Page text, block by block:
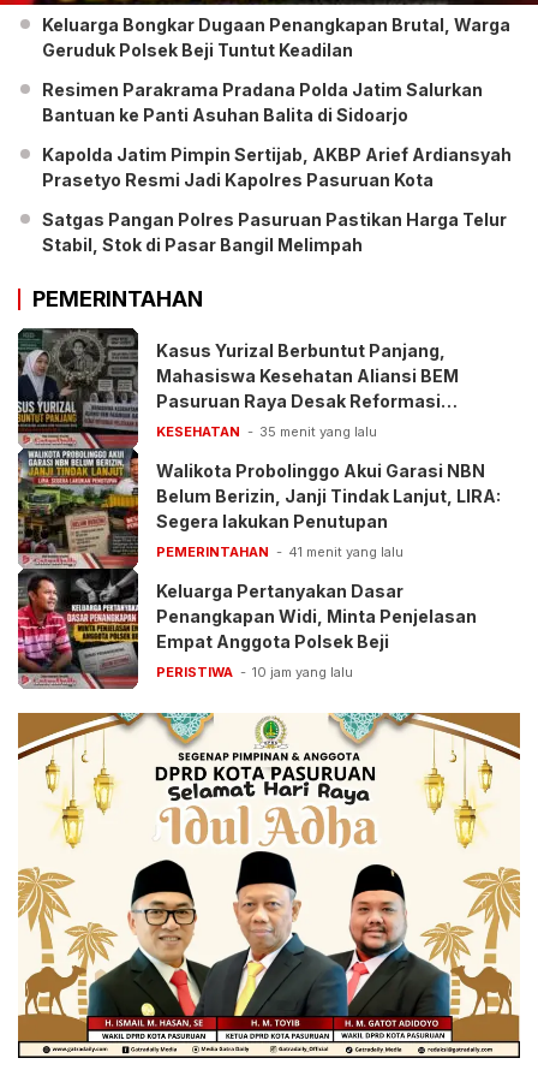
Keluarga Bongkar Dugaan Penangkapan Brutal, Warga
Geruduk Polsek Beji Tuntut Keadilan
Resimen Parakrama Pradana Polda Jatim Salurkan
Bantuan ke Panti Asuhan Balita di Sidoarjo
Kapolda Jatim Pimpin Sertijab, AKBP Arief Ardiansyah
Prasetyo Resmi Jadi Kapolres Pasuruan Kota
Satgas Pangan Polres Pasuruan Pastikan Harga Telur
Stabil, Stok di Pasar Bangil Melimpah
PEMERINTAHAN
Kasus Yurizal Berbuntut Panjang,
Mahasiswa Kesehatan Aliansi BEM
Pasuruan Raya Desak Reformasi
Pelayanan BPJS
KESEHATAN 35 menit yang lalu
Walikota Probolinggo Akui Garasi NBN
Belum Berizin, Janji Tindak Lanjut, LIRA:
Segera lakukan Penutupan
PEMERINTAHAN 41 menit yang lalu
Keluarga Pertanyakan Dasar
Penangkapan Widi, Minta Penjelasan
Empat Anggota Polsek Beji
PERISTIWA 10 jam yang lalu